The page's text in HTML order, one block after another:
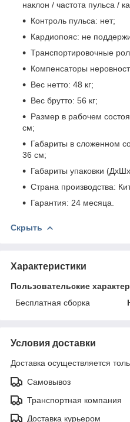
наклон / частота пульса /
Контроль пульса: нет;
Кардиопояс: не
Транспортировочные
Компенсаторы
Вес нетто: 48 кг;
Вес брутто: 56 кг;
Размер в рабочем
см;
Габариты в сложенном
36 см;
Габариты упаковки
Страна производства:
Гарантия: 24 месяца.
Скрыть
Характеристики
Пользовательские
Бесплатная сборка
Условия доставки
Доставка осуществляется
Самовывоз
Транспортная компания
Доставка курьером